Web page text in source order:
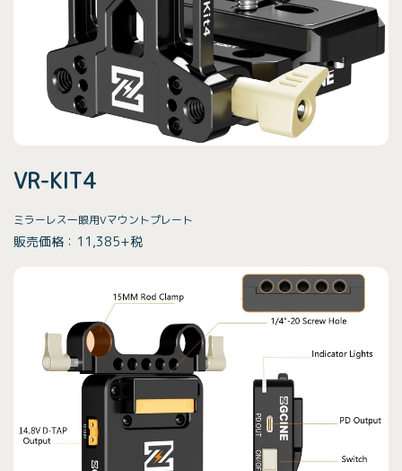
VR-KIT4
ミラーレス一眼用Vマウントプレート
販売価格：11,385+税